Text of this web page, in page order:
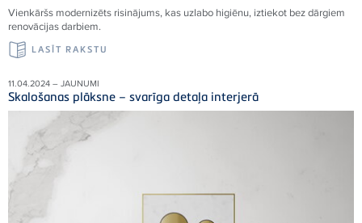
Vienkāršs modernizēts risinājums, kas uzlabo higiēnu, iztiekot bez dārgiem
renovācijas darbiem.
LASĪT RAKSTU
11.04.2024 – JAUNUMI
Skalošanas plāksne – svarīga detaļa interjerā